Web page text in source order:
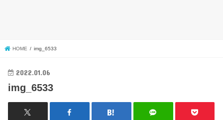
HOME img_6533
2022.01.06
img_6533